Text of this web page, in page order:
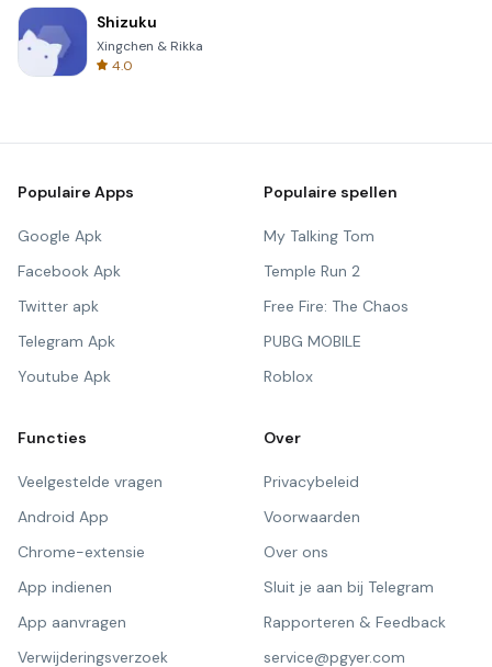
Shizuku
Xingchen & Rikka
4.0
Populaire Apps
Google Apk
Facebook Apk
Twitter apk
Telegram Apk
Youtube Apk
Populaire spellen
My Talking Tom
Temple Run 2
Free Fire: The Chaos
PUBG MOBILE
Roblox
Functies
Veelgestelde vragen
Android App
Chrome-extensie
App indienen
App aanvragen
Verwijderingsverzoek
Over
Privacybeleid
Voorwaarden
Over ons
Sluit je aan bij Telegram
Rapporteren & Feedback
service@pgyer.com